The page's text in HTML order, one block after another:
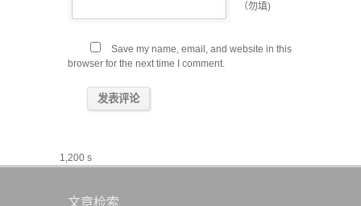
（勿填)
Save my name, email, and website in this
browser for the next time I comment.
1,200 s
文章检索